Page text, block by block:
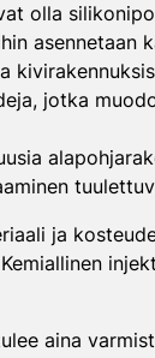
olla
jotka
ja
aina